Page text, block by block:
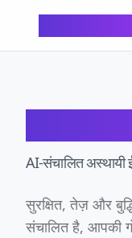
AI-संचालित अस्थायी
सुरक्षित, तेज़ और
संचालित है, आपकी